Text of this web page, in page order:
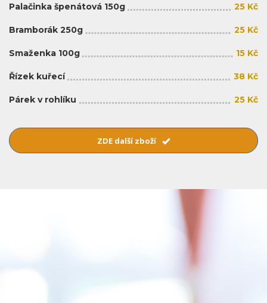
Palačinka špenátová 150g 25 Kč
Bramborák 250g 25 Kč
Smaženka 100g 15 Kč
Řízek kuřecí 38 Kč
Párek v rohlíku 25 Kč
ZDE další zboží